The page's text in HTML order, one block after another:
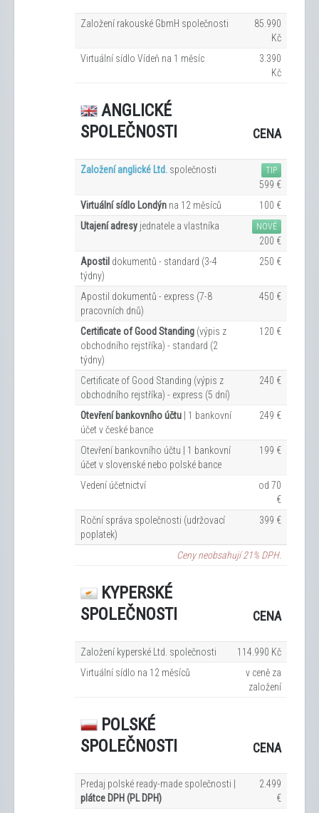
Založení rakouské GbmH společnosti
85.990
Kč
Virtuální sídlo Vídeň na 1 měsíc
3.390
Kč
ANGLICKÉ
SPOLEČNOSTI
CENA
Založení anglické Ltd. společnosti TIP
599 €
Virtuální sídlo Londýn na 12 měsíců
100 €
Utajení adresy jednatele a vlastníka NOVÉ
200 €
Apostil dokumentů - standard (3-4
týdny)
250 €
Apostil dokumentů - express (7-8
pracovních dnů)
450 €
Certificate of Good Standing (výpis z
obchodního rejstříka) - standard (2
týdny)
120 €
Certificate of Good Standing (výpis z
obchodního rejstříka) - express (5 dní)
240 €
Otevření bankovního účtu | 1 bankovní
účet v české bance
249 €
Otevření bankovního účtu | 1 bankovní
účet v slovenské nebo polské bance
199 €
Vedení účetnictví
od 70
€
Roční správa společnosti (udržovací
poplatek)
399 €
Ceny neobsahují 21% DPH.
KYPERSKÉ
SPOLEČNOSTI
CENA
Založení kyperské Ltd. společnosti
114.990 Kč
Virtuální sídlo na 12 měsíců
v ceně za
založení
POLSKÉ
SPOLEČNOSTI
CENA
Predaj polské ready-made společnosti |
plátce DPH (PL DPH)
2.499
€